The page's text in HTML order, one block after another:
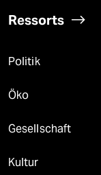
Ressorts
Politik
Öko
Gesellschaft
Kultur